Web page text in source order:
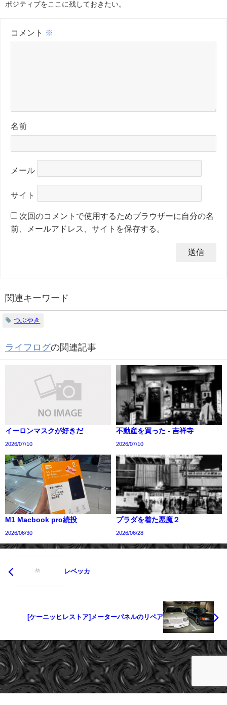
ポジティブをここに残しておきたい。
コメント ※
名前
メール
サイト
次回のコメントで使用するためブラウザーに自分の名
前、メールアドレス、サイトを保存する。
関連キーワード
つぶやき
ライフログの関連記事
イーロンマスクが好きだ
2026/07/10
不動産を買った - 吉祥寺
2026/07/10
M1 Macbook pro続投
2026/06/30
プラダを着た悪魔２
2026/06/28
レベッカ
[ケーニッヒレストア]メーターパネルのリペア